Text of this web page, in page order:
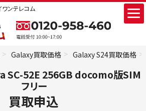
ンテレコム
Galaxy買取価格 Galaxy S24買取価格
SC-52E 256GB docomo版SIM
フリー
買取申込